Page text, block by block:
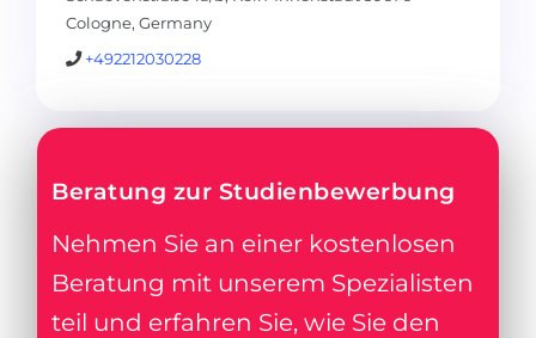
Cologne, Germany
+492212030228
Beratung zur Studienbewerbung
Nehmen Sie an einer kostenlosen
Beratung mit unserem Spezialisten
teil und erfahren Sie, wie Sie den